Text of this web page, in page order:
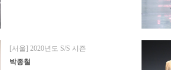
[서울] 2020년도 S/S 시즌
박종철